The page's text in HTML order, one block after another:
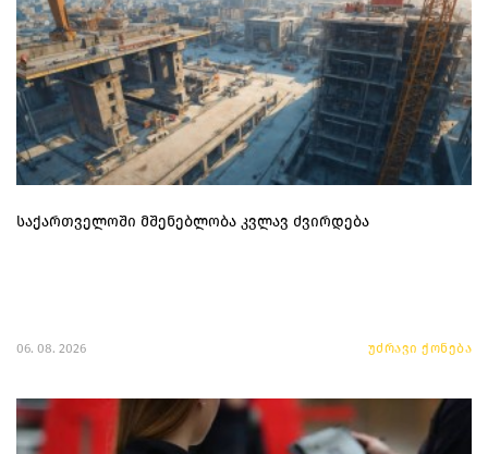
საქართველოში მშენებლობა კვლავ ძვირდება
06. 08. 2026 უძრავი ქონება